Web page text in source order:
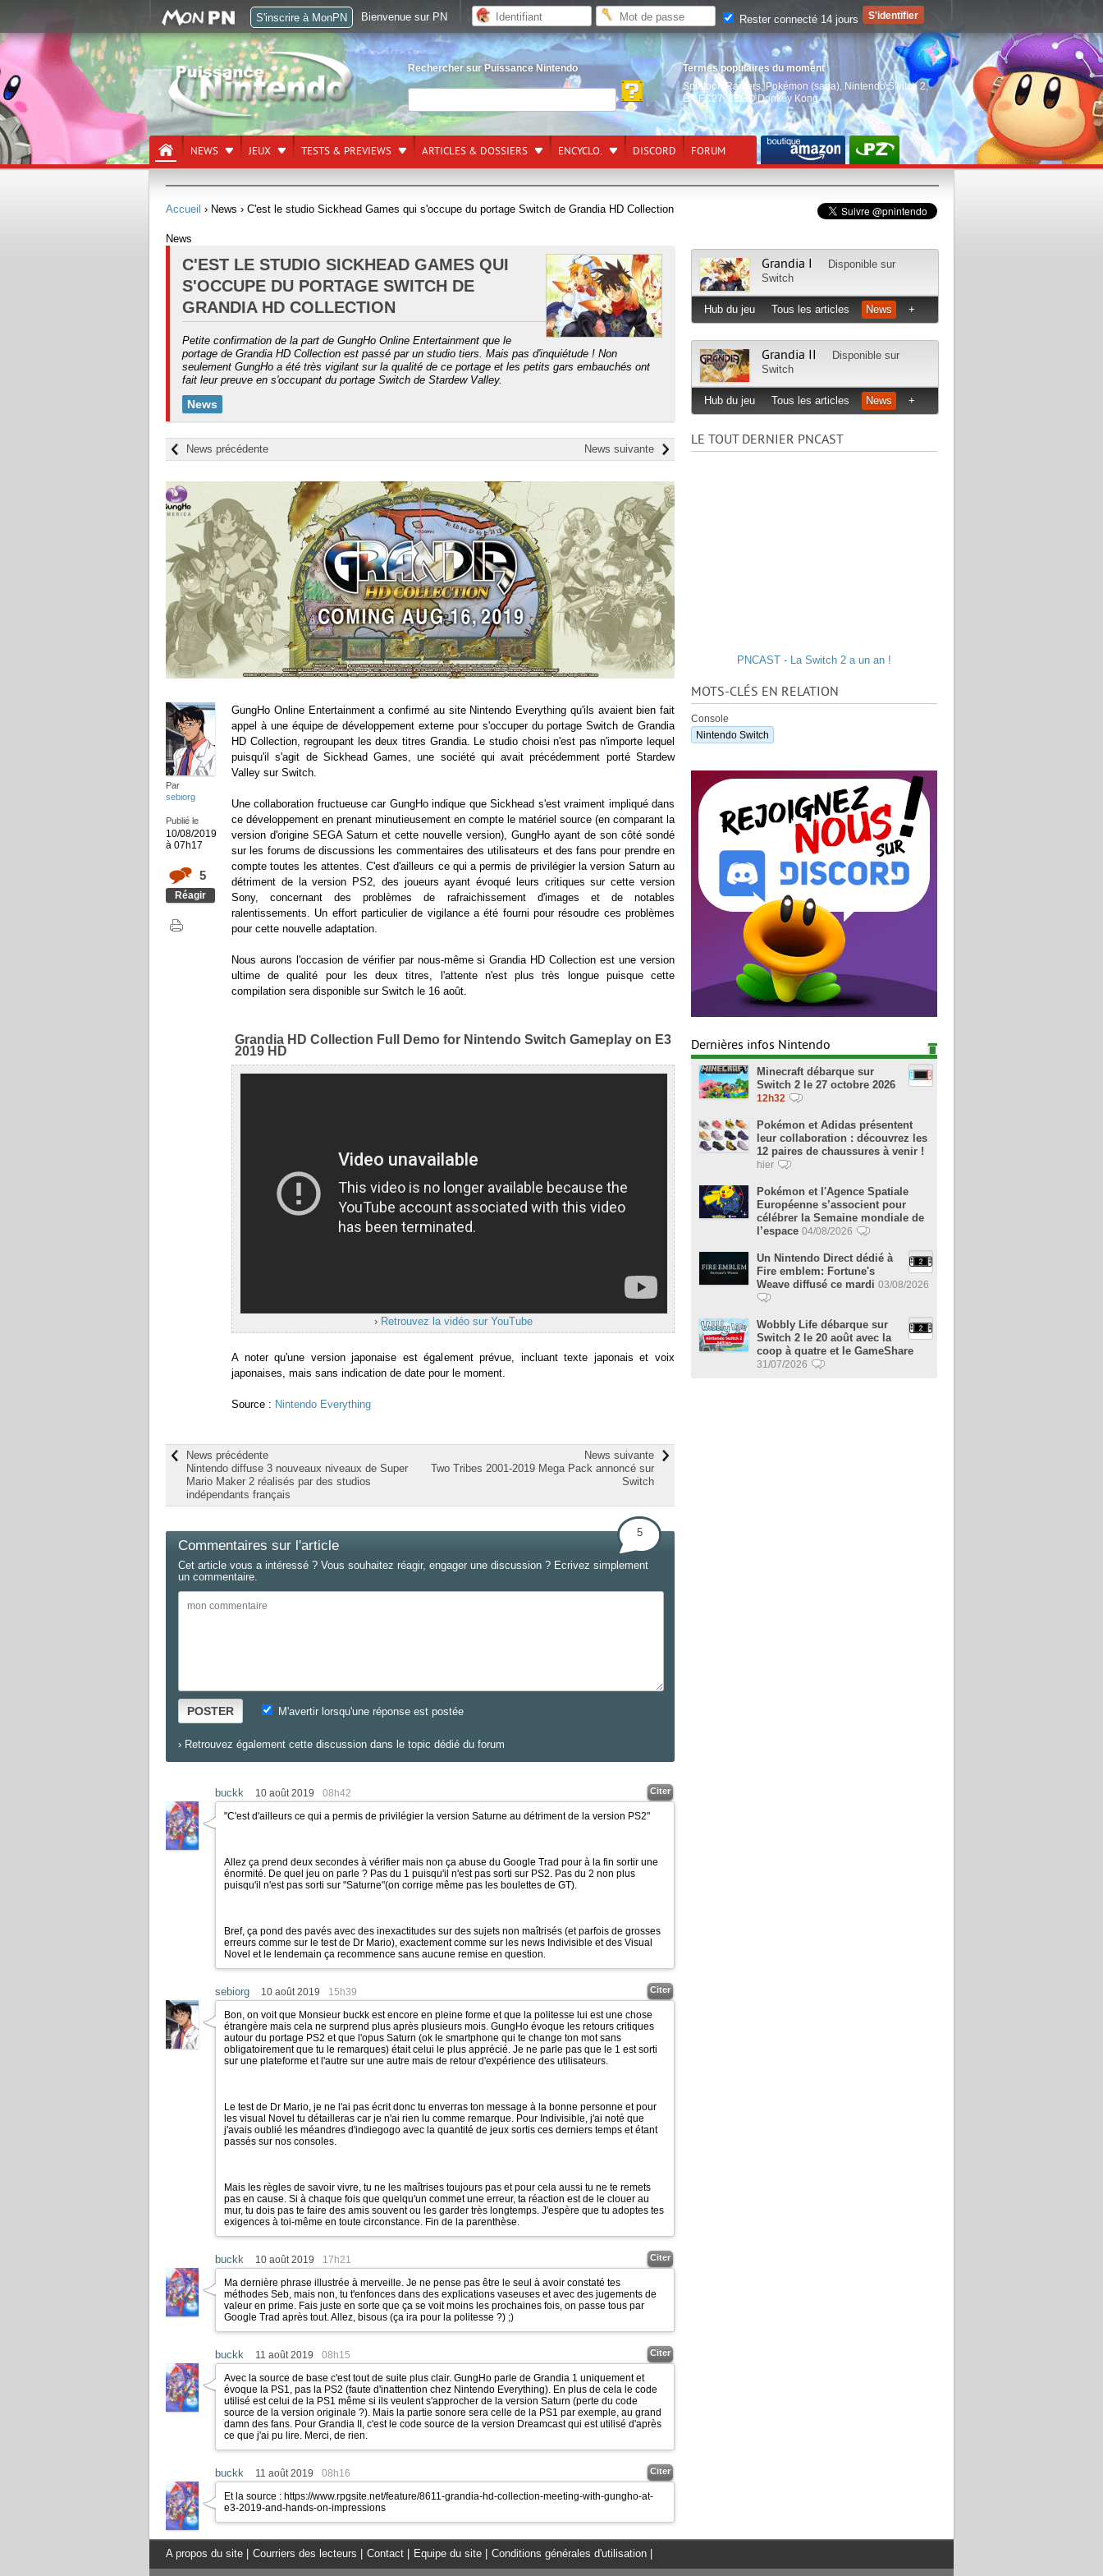
Rechercher sur Puissance Nintendo
Termes populaires du moment
Splatoon Raiders, Pokémon (saga) Nintendo Switch 2,
EA FC27,LEGO Donkey Kong
NEWS JEUX TESTS & PREVIEWS ARTICLES & DOSSIERS ENCYCLO. DISCORD FORUM
Accueil › News › C'est le studio Sickhead Games qui s'occupe du portage Switch de Grandia HD Collection
News
C'EST LE STUDIO SICKHEAD GAMES QUI
S'OCCUPE DU PORTAGE SWITCH DE
GRANDIA HD COLLECTION
Petite confirmation de la part de GungHo Online Entertainment que le
portage de Grandia HD Collection est passé par un studio tiers. Mais pas d'inquiétude ! Non
seulement GungHo a été très vigilant sur la qualité de ce portage et les petits gars embauchés ont
fait leur preuve en s'occupant du portage Switch de Stardew Valley.
News
News suivante
News précédente
Par
sebiorg
Publié le
10/08/2019
à 07h17
5
Réagir
GungHo Online Entertainment a confirmé au site Nintendo Everything qu'ils avaient bien fait
appel à une équipe de développement externe pour s'occuper du portage Switch de Grandia
HD Collection, regroupant les deux titres Grandia. Le studio choisi n'est pas n'importe lequel
puisqu'il s'agit de Sickhead Games, une société qui avait précédemment porté Stardew
Valley sur Switch.
Une collaboration fructueuse car GungHo indique que Sickhead s'est vraiment impliqué dans
ce développement en prenant minutieusement en compte le matériel source (en comparant la
version d'origine SEGA Saturn et cette nouvelle version), GungHo ayant de son côté sondé
sur les forums de discussions les commentaires des utilisateurs et des fans pour prendre en
compte toutes les attentes. C'est d'ailleurs ce qui a permis de privilégier la version Saturn au
détriment de la version PS2, des joueurs ayant évoqué leurs critiques sur cette version
Sony, concernant des problèmes de rafraichissement d'images et de notables
ralentissements. Un effort particulier de vigilance a été fourni pour résoudre ces problèmes
pour cette nouvelle adaptation.
Nous aurons l'occasion de vérifier par nous-même si Grandia HD Collection est une version
ultime de qualité pour les deux titres, l'attente n'est plus très longue puisque cette
compilation sera disponible sur Switch le 16 août.
Grandia HD Collection Full Demo for Nintendo Switch Gameplay on E3
2019 HD
› Retrouvez la vidéo sur YouTube
A noter qu'une version japonaise est également prévue, incluant texte japonais et voix
japonaises, mais sans indication de date pour le moment.
Source : Nintendo Everything
News suivante
Two Tribes 2001-2019 Mega Pack annoncé sur
Switch
News précédente
Nintendo diffuse 3 nouveaux niveaux de Super
Mario Maker 2 réalisés par des studios
indépendants français
Commentaires sur l'article
5
Cet article vous a intéressé ? Vous souhaitez réagir, engager une discussion ? Ecrivez simplement
un commentaire.
POSTER M'avertir lorsqu'une réponse est postée
› Retrouvez également cette discussion dans le topic dédié du forum
buckk 10 août 2019 08h42 Citer
"C'est d'ailleurs ce qui a permis de privilégier la version Saturne au détriment de la version PS2"
Allez ça prend deux secondes à vérifier mais non ça abuse du Google Trad pour à la fin sortir une
énormité. De quel jeu on parle ? Pas du 1 puisqu'il n'est pas sorti sur PS2. Pas du 2 non plus
puisqu'il n'est pas sorti sur "Saturne"(on corrige même pas les boulettes de GT).
Bref, ça pond des pavés avec des inexactitudes sur des sujets non maîtrisés (et parfois de grosses
erreurs comme sur le test de Dr Mario), exactement comme sur les news Indivisible et des Visual
Novel et le lendemain ça recommence sans aucune remise en question.
sebiorg 10 août 2019 15h39 Citer
Bon, on voit que Monsieur buckk est encore en pleine forme et que la politesse lui est une chose
étrangère mais cela ne surprend plus après plusieurs mois. GungHo évoque les retours critiques
autour du portage PS2 et que l'opus Saturn (ok le smartphone qui te change ton mot sans
obligatoirement que tu le remarques) était celui le plus apprécié. Je ne parle pas que le 1 est sorti
sur une plateforme et l'autre sur une autre mais de retour d'expérience des utilisateurs.
Le test de Dr Mario, je ne l'ai pas écrit donc tu enverras ton message à la bonne personne et pour
les visual Novel tu détailleras car je n'ai rien lu comme remarque. Pour Indivisible, j'ai noté que
j'avais oublié les méandres d'indiegogo avec la quantité de jeux sortis ces derniers temps et étant
passés sur nos consoles.
Mais les règles de savoir vivre, tu ne les maîtrises toujours pas et pour cela aussi tu ne te remets
pas en cause. Si à chaque fois que quelqu'un commet une erreur, ta réaction est de le clouer au
mur, tu dois pas te faire des amis souvent ou les garder très longtemps. J'espère que tu adoptes tes
exigences à toi-même en toute circonstance. Fin de la parenthèse.
buckk 10 août 2019 17h21 Citer
Ma dernière phrase illustrée à merveille. Je ne pense pas être le seul à avoir constaté tes
méthodes Seb, mais non, tu t'enfonces dans des explications vaseuses et avec des jugements de
valeur en prime. Fais juste en sorte que ça se voit moins les prochaines fois, on passe tous par
Google Trad après tout. Allez, bisous (ça ira pour la politesse ?) ;)
buckk 11 août 2019 08h15 Citer
Avec la source de base c'est tout de suite plus clair. GungHo parle de Grandia 1 uniquement et
évoque la PS1, pas la PS2 (faute d'inattention chez Nintendo Everything). En plus de cela le code
utilisé est celui de la PS1 même si ils veulent s'approcher de la version Saturn (perte du code
source de la version originale ?). Mais la partie sonore sera celle de la PS1 par exemple, au grand
damn des fans. Pour Grandia II, c'est le code source de la version Dreamcast qui est utilisé d'après
ce que j'ai pu lire. Merci, de rien.
buckk 11 août 2019 08h16 Citer
Et la source : https://www.rpgsite.net/feature/8611-grandia-hd-collection-meeting-with-gungho-at-
e3-2019-and-hands-on-impressions
Grandia I
Disponible sur
Switch
Hub du jeu Tous les articles News +
Grandia II
Disponible sur
Switch
Hub du jeu Tous les articles News +
LE TOUT DERNIER PNCAST
PNCAST - La Switch 2 a un an !
MOTS-CLÉS EN RELATION
Console
Nintendo Switch
Dernières infos Nintendo
Minecraft débarque sur
Switch 2 le 27 octobre 2026
12h32
Pokémon et Adidas présentent
leur collaboration : découvrez les
12 paires de chaussures à venir !
hier
Pokémon et l'Agence Spatiale
Européenne s’associent pour
célébrer la Semaine mondiale de
l’espace 04/08/2026
Un Nintendo Direct dédié à
Fire emblem: Fortune's
Weave diffusé ce mardi 03/08/2026
Wobbly Life débarque sur
Switch 2 le 20 août avec la
coop à quatre et le GameShare
31/07/2026
A propos du site Courriers des lecteurs Contact Equipe du site Conditions générales d'utilisation
S'inscrire à MonPN Bienvenue sur PN Rester connecté 14 jours